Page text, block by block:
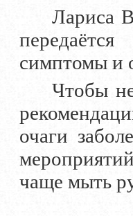
Лариса
симптомы и
Чтобы
очаги
чаще мыть